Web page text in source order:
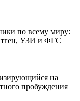
по всему миру:
УЗИ и ФГС
на
пробуждения